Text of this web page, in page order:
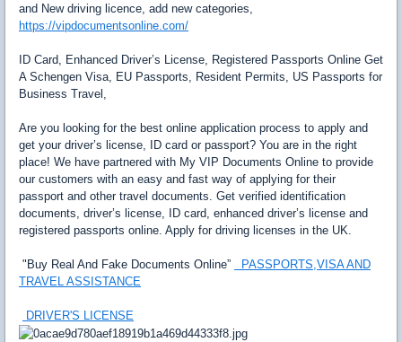
and New driving licence, add new categories,
https://vipdocumentsonline.com/
ID Card, Enhanced Driver’s License, Registered Passports Online Get
A Schengen Visa, EU Passports, Resident Permits, US Passports for
Business Travel,
Are you looking for the best online application process to apply and
get your driver’s license, ID card or passport? You are in the right
place! We have partnered with My VIP Documents Online to provide
our customers with an easy and fast way of applying for their
passport and other travel documents. Get verified identification
documents, driver’s license, ID card, enhanced driver’s license and
registered passports online. Apply for driving licenses in the UK.
"Buy Real And Fake Documents Online”
PASSPORTS,VISA AND
TRAVEL ASSISTANCE
DRIVER'S LICENSE